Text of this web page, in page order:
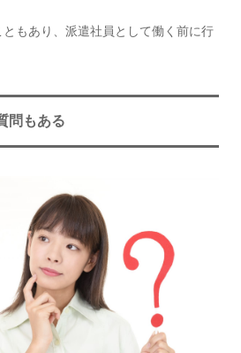
もあり、派遣社員として働く前に行
問もある